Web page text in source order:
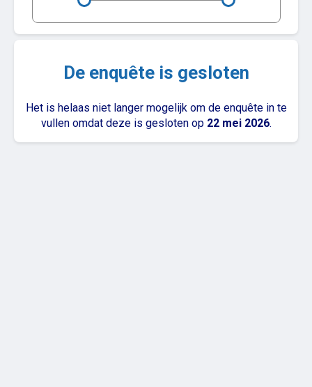
De enquête is gesloten
Het is helaas niet langer mogelijk om de enquête in te
vullen omdat deze is gesloten op 22 mei 2026.